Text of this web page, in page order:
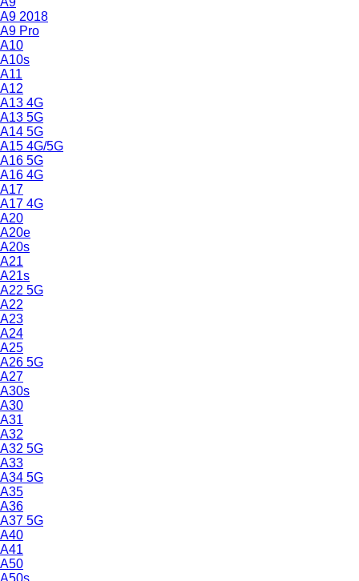
A9 2018
A9 Pro
A10
A10s
A11
A12
A13 4G
A13 5G
A14 5G
A15 4G/5G
A16 5G
A16 4G
A17
A17 4G
A20
A20e
A20s
A21
A21s
A22 5G
A22
A23
A24
A25
A26 5G
A27
A30s
A30
A31
A32
A32 5G
A33
A34 5G
A35
A36
A37 5G
A40
A41
A50
A50s